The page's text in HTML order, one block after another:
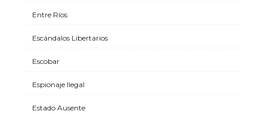
Entre Ríos
Escándalos Libertarios
Escobar
Espionaje Ilegal
Estado Ausente